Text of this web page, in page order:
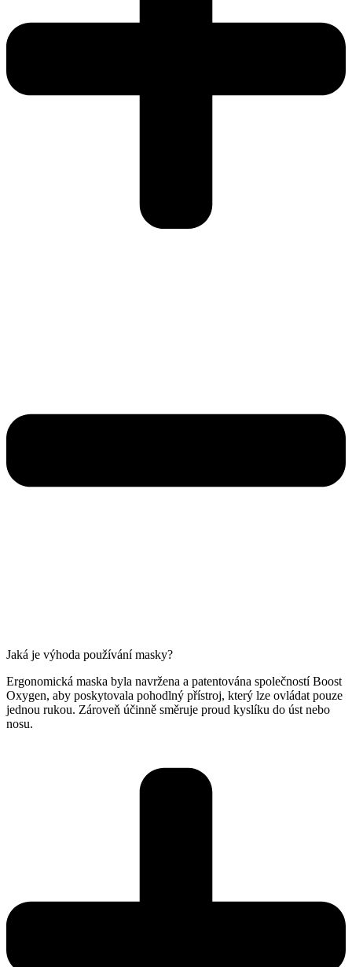
Jaká je výhoda používání masky?
Ergonomická maska byla navržena a patentována společností Boost
Oxygen, aby poskytovala pohodlný přístroj, který lze ovládat pouze
jednou rukou. Zároveň účinně směruje proud kyslíku do úst nebo
nosu.